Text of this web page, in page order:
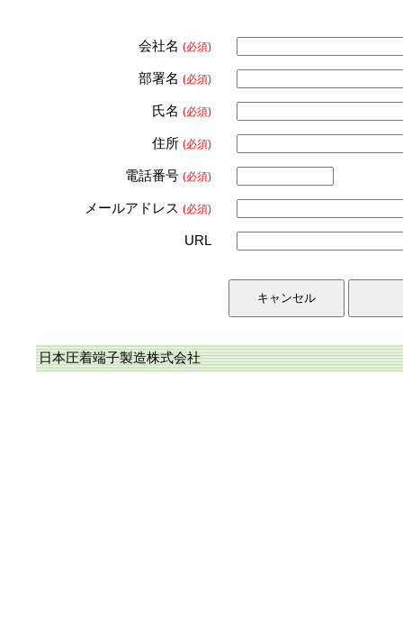
会社名 (必須)
部署名 (必須)
氏名 (必須)
住所 (必須)
電話番号 (必須)
メールアドレス (必須)
URL
日本圧着端子製造株式会社